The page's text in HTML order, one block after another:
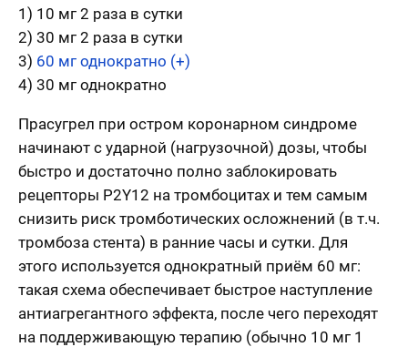
1) 10 мг 2 раза в сутки
2) 30 мг 2 раза в сутки
3) 60 мг однократно (+)
4) 30 мг однократно
Прасугрел при остром коронарном синдроме
начинают с ударной (нагрузочной) дозы, чтобы
быстро и достаточно полно заблокировать
рецепторы P2Y12 на тромбоцитах и тем самым
снизить риск тромботических осложнений (в т.ч.
тромбоза стента) в ранние часы и сутки. Для
этого используется однократный приём 60 мг:
такая схема обеспечивает быстрое наступление
антиагрегантного эффекта, после чего переходят
на поддерживающую терапию (обычно 10 мг 1